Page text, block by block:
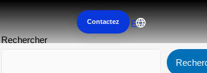
Contactez ES
Rechercher